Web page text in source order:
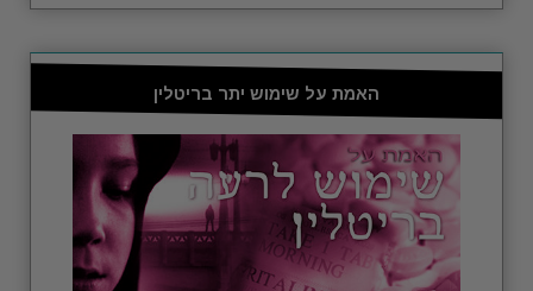
האמת על שימוש יתר בריטלין